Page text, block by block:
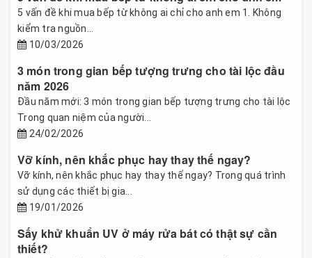
5 vấn đề khi mua bếp từ không ai chỉ cho anh em 1. Không
kiểm tra nguồn...
10/03/2026
3 món trong gian bếp tượng trưng cho tài lộc đầu
năm 2026
Đầu năm mới: 3 món trong gian bếp tượng trưng cho tài lộc
Trong quan niệm của người...
24/02/2026
Vỡ kính, nên khắc phục hay thay thế ngay?
Vỡ kính, nên khắc phục hay thay thế ngay? Trong quá trình
sử dụng các thiết bị gia...
19/01/2026
Sấy khử khuẩn UV ở máy rửa bát có thật sự cần
thiết?